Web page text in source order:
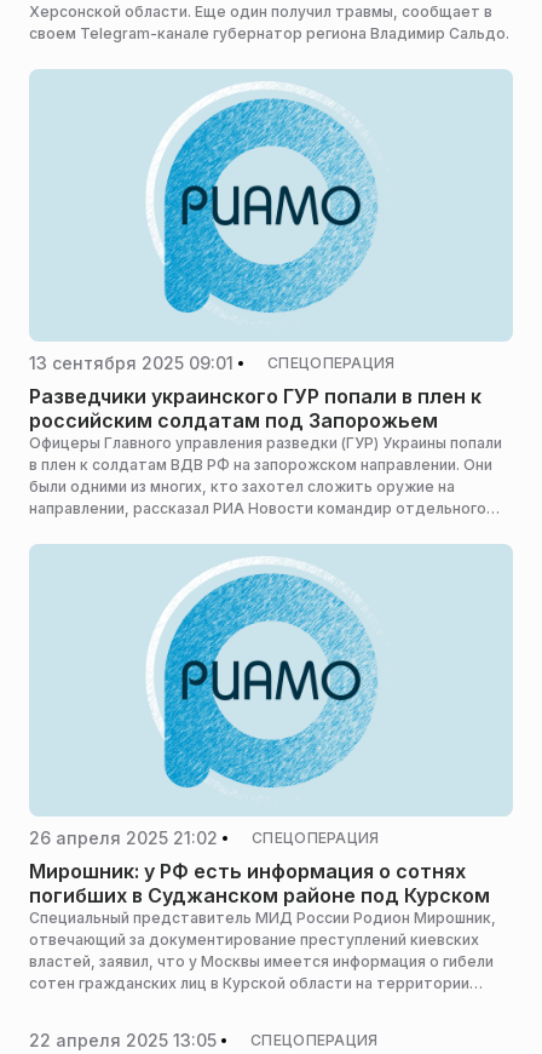
Херсонской области. Еще один получил травмы, сообщает в
своем Telegram-канале губернатор региона Владимир Сальдо.
13 сентября 2025 09:01 СПЕЦОПЕРАЦИЯ
Разведчики украинского ГУР попали в плен к
российским солдатам под Запорожьем
Офицеры Главного управления разведки (ГУР) Украины попали
в плен к солдатам ВДВ РФ на запорожском направлении. Они
были одними из многих, кто захотел сложить оружие на
направлении, рассказал РИА Новости командир отдельного
26 апреля 2025 21:02 СПЕЦОПЕРАЦИЯ
Мирошник: у РФ есть информация о сотнях
погибших в Суджанском районе под Курском
Специальный представитель МИД России Родион Мирошник,
отвечающий за документирование преступлений киевских
властей, заявил, что у Москвы имеется информация о гибели
сотен гражданских лиц в Курской области на территории
22 апреля 2025 13:05 СПЕЦОПЕРАЦИЯ